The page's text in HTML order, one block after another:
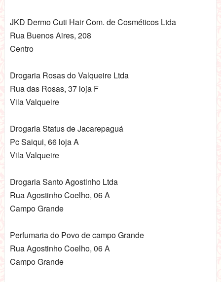
JKD Dermo Cuti Hair Com. de Cosméticos Ltda
Rua Buenos Aires, 208
Centro
Drogaria Rosas do Valqueire Ltda
Rua das Rosas, 37 loja F
Vila Valqueire
Drogaria Status de Jacarepaguá
Pc Saiqui, 66 loja A
Vila Valqueire
Drogaria Santo Agostinho Ltda
Rua Agostinho Coelho, 06 A
Campo Grande
Perfumaria do Povo de campo Grande
Rua Agostinho Coelho, 06 A
Campo Grande